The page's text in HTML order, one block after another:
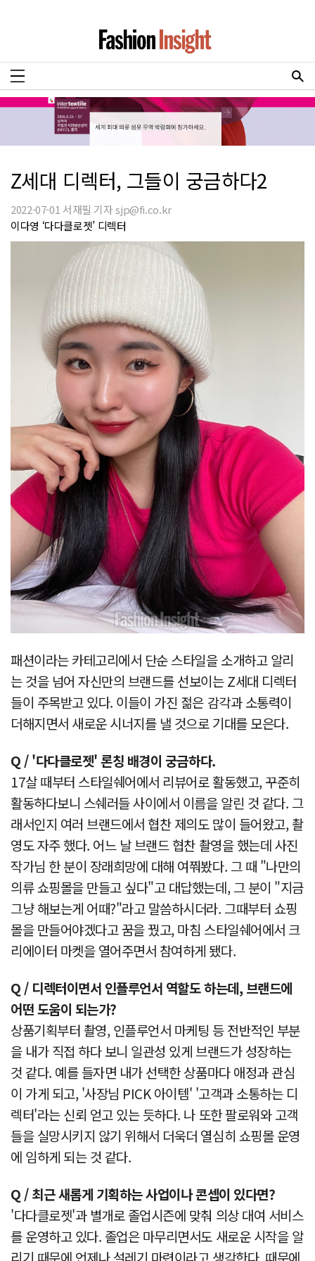
Z세대 디렉터, 그들이 궁금하다2
2022-07-01 서재필 기자 sjp@fi.co.kr
이다영 ‘다다클로젯’ 디렉터
패션이라는 카테고리에서 단순 스타일을 소개하고 알리
는 것을 넘어 자신만의 브랜드를 선보이는 Z세대 디렉터
들이 주목받고 있다. 이들이 가진 젊은 감각과 소통력이
더해지면서 새로운 시너지를 낼 것으로 기대를 모은다.
Q / '다다클로젯' 론칭 배경이 궁금하다.
17살 때부터 스타일쉐어에서 리뷰어로 활동했고, 꾸준히
활동하다보니 스쉐러들 사이에서 이름을 알린 것 같다. 그
래서인지 여러 브랜드에서 협찬 제의도 많이 들어왔고, 촬
영도 자주 했다. 어느 날 브랜드 협찬 촬영을 했는데 사진
작가님 한 분이 장래희망에 대해 여쭤봤다. 그 때 "나만의
의류 쇼핑몰을 만들고 싶다"고 대답했는데, 그 분이 "지금
그냥 해보는게 어때?"라고 말씀하시더라. 그때부터 쇼핑
몰을 만들어야겠다고 꿈을 꿨고, 마침 스타일쉐어에서 크
리에이터 마켓을 열어주면서 참여하게 됐다.
Q / 디렉터이면서 인플루언서 역할도 하는데, 브랜드에
어떤 도움이 되는가?
상품기획부터 촬영, 인플루언서 마케팅 등 전반적인 부분
을 내가 직접 하다 보니 일관성 있게 브랜드가 성장하는
것 같다. 예를 들자면 내가 선택한 상품마다 애정과 관심
이 가게 되고, '사장님 PICK 아이템' '고객과 소통하는 디
렉터'라는 신뢰 얻고 있는 듯하다. 나 또한 팔로워와 고객
들을 실망시키지 않기 위해서 더욱더 열심히 쇼핑몰 운영
에 임하게 되는 것 같다.
Q / 최근 새롭게 기획하는 사업이나 콘셉이 있다면?
'다다클로젯'과 별개로 졸업시즌에 맞춰 의상 대여 서비스
를 운영하고 있다. 졸업은 마무리면서도 새로운 시작을 알